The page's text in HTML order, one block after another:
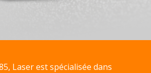
Laser est spécialisée dans